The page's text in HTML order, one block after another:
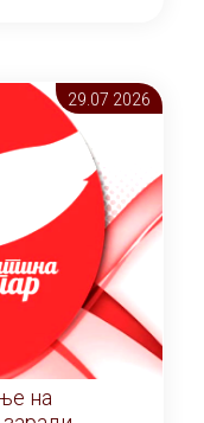
29.07 2026